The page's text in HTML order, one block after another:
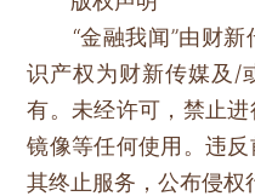
“金融我闻”由财新
识产权为财新传媒及/
有。未经许可，禁止
镜像等任何使用。违
其终止服务，公布侵权